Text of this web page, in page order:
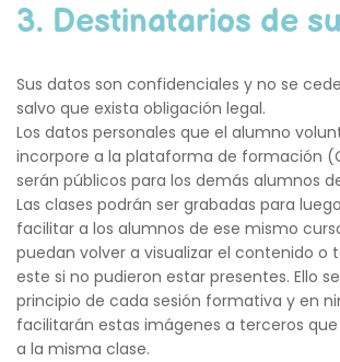
3. Destinatarios de
Sus datos son confidenciales y no se
salvo que exista obligación legal.
Los datos personales que el alumno
incorpore a la plataforma de formación
serán públicos para los demás alumnos
Las clases podrán ser grabadas para
facilitar a los alumnos de ese mismo
puedan volver a visualizar el contenido o
este si no pudieron estar presentes. Ello
principio de cada sesión formativa y en
facilitarán estas imágenes a terceros
a la misma clase.